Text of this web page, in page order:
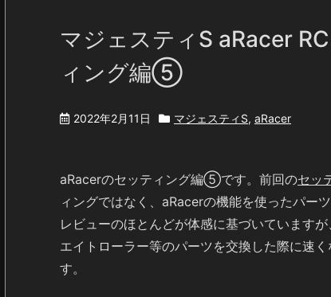
マジェスティS aRacer
ィング編⑤
2022年2月11日 マジェスティS, aRacer
aRacerのセッティング編⑤です。前回のセッ
ィングではなく、aRacerの機能を使ったパー
レビューのほとんどが体感に基づいています
エイトローラー等のパーツを交換した際に速
す。